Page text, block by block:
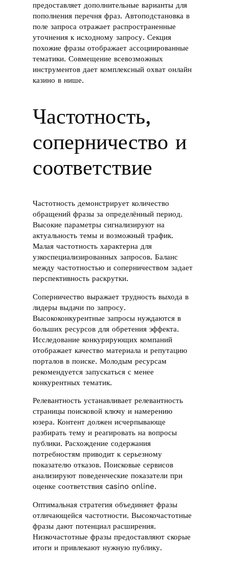
предоставляет дополнительные варианты для
пополнения перечня фраз. Автоподстановка в
поле запроса отражает распространенные
уточнения к исходному запросу. Секция
похожие фразы отображает ассоциированные
тематики. Совмещение всевозможных
инструментов дает комплексный охват онлайн
казино в нише.
Частотность,
соперничество и
соответствие
Частотность демонстрирует количество
обращений фразы за определённый период.
Высокие параметры сигнализируют на
актуальность темы и возможный трафик.
Малая частотность характерна для
узкоспециализированных запросов. Баланс
между частотностью и соперничеством задает
перспективность раскрутки.
Соперничество выражает трудность выхода в
лидеры выдачи по запросу.
Высококонкурентные запросы нуждаются в
больших ресурсов для обретения эффекта.
Исследование конкурирующих компаний
отображает качество материала и репутацию
порталов в поиске. Молодым ресурсам
рекомендуется запускаться с менее
конкурентных тематик.
Релевантность устанавливает релевантность
страницы поисковой ключу и намерению
юзера. Контент должен исчерпывающе
разбирать тему и реагировать на вопросы
публики. Расхождение содержания
потребностям приводит к серьезному
показателю отказов. Поисковые сервисов
анализируют поведенческие показатели при
оценке соответствия casino online.
Оптимальная стратегия объединяет фразы
отличающейся частотности. Высокочастотные
фразы дают потенциал расширения.
Низкочастотные фразы предоставляют скорые
итоги и привлекают нужную публику.